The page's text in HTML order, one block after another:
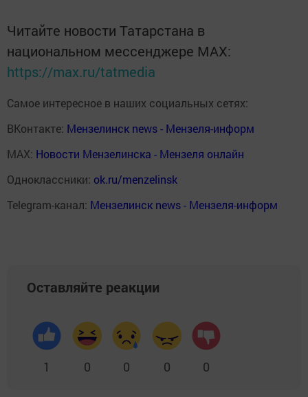
Читайте новости Татарстана в
национальном мессенджере MАХ:
https://max.ru/tatmedia
Самое интересное в наших социальных сетях:
ВКонтакте: Мензелинск news - Мензеля-информ
MAX: Новости Мензелинска - Мензеля онлайн
Одноклассники: ok.ru/menzelinsk
Telegram-канал: Мензелинск news - Мензеля-информ
Оставляйте реакции
1 0 0 0 0